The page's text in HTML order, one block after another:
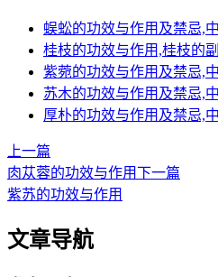
蜈蚣的功效与作用及禁忌,
桂枝的功效与作用,桂枝的
紫菀的功效与作用及禁忌,
苏木的功效与作用及禁忌,
厚朴的功效与作用及禁忌,
上一篇
肉苁蓉的功效与作用下一篇
紫苏的功效与作用
文章导航